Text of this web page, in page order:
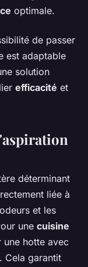
optimale.
de passer
est adaptable
solution
efficacité et
déterminant
liée à
et les
une cuisine
hotte avec
Cela garantit